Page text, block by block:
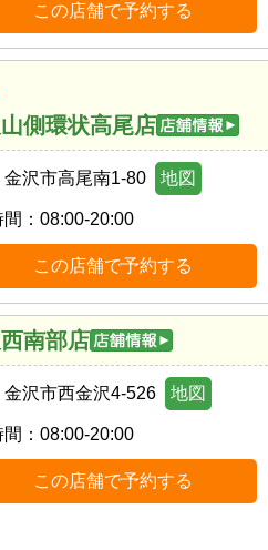
この店舗で予約する
側環状高尾店
金沢市高尾南1-80 地図
： 08:00-20:00
この店舗で予約する
南部店
金沢市西金沢4-526 地図
： 08:00-20:00
この店舗で予約する